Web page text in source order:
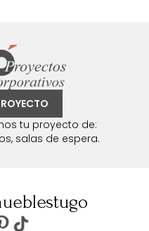
tu proyecto de:
salas de espera.